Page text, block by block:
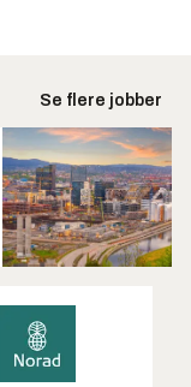
Se flere jobber